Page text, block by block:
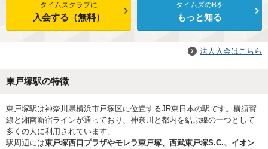
タイムズクラブに
入会する（無料）
タイムズのBを
もっと知る
法人入会はこちら
東戸塚駅の特徴
東戸塚駅は神奈川県横浜市戸塚区に位置するJR東日本の駅です。横須賀
線と湘南新宿ラインが通っており、神奈川と都内を結ぶ線の一つとして
多くの人に利用されています。
駅周辺には東戸塚西口プラザやモレラ東戸塚、西武東戸塚S.C.、イオン